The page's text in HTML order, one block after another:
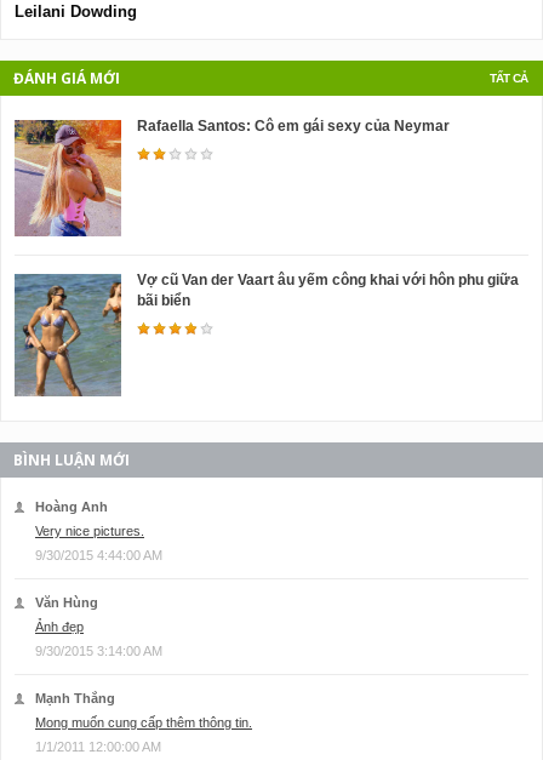
Leilani Dowding
TẤT CẢ
ĐÁNH GIÁ MỚI
Rafaella Santos: Cô em gái sexy của Neymar
Vợ cũ Van der Vaart âu yếm công khai với hôn phu giữa
bãi biển
BÌNH LUẬN MỚI
Hoàng Anh
Very nice pictures.
9/30/2015 4:44:00 AM
Văn Hùng
Ảnh đẹp
9/30/2015 3:14:00 AM
Mạnh Thắng
Mong muốn cung cấp thêm thông tin.
1/1/2011 12:00:00 AM